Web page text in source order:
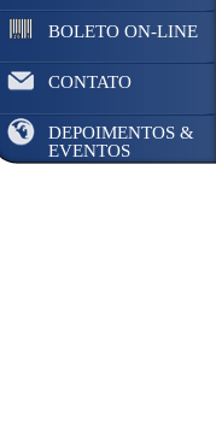
BOLETO ON-LINE
CONTATO
DEPOIMENTOS &
EVENTOS